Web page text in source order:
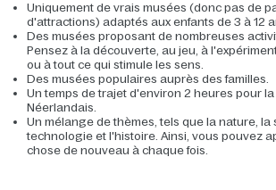
Uniquement de vrais musées (donc pas de
d'attractions) adaptés aux enfants de 3 à 12
Des musées proposant de nombreuses
Pensez à la découverte, au jeu, à
ou à tout ce qui stimule les sens.
Des musées populaires auprès des familles.
Un temps de trajet d'environ 2 heures pour
Néerlandais.
Un mélange de thèmes, tels que la nature, la
technologie et l'histoire. Ainsi, vous pouvez
chose de nouveau à chaque fois.